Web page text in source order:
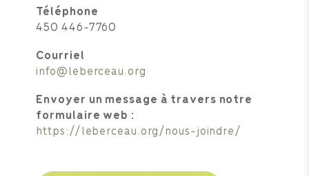
Téléphone
450 446-7760
Courriel
info@leberceau.org
Envoyer un message à travers notre
formulaire web :
https://leberceau.org/nous-joindre/